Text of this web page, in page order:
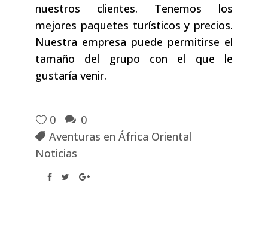
nuestros clientes. Tenemos los
mejores paquetes turísticos y precios.
Nuestra empresa puede permitirse el
tamaño del grupo con el que le
gustaría venir.
0
0
Aventuras en África Oriental
Noticias